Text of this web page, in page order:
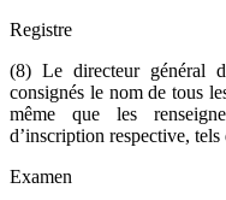
Registre
(8) Le directeur général
consignés le nom de tous
même que les
d’inscription respective, tels
Examen